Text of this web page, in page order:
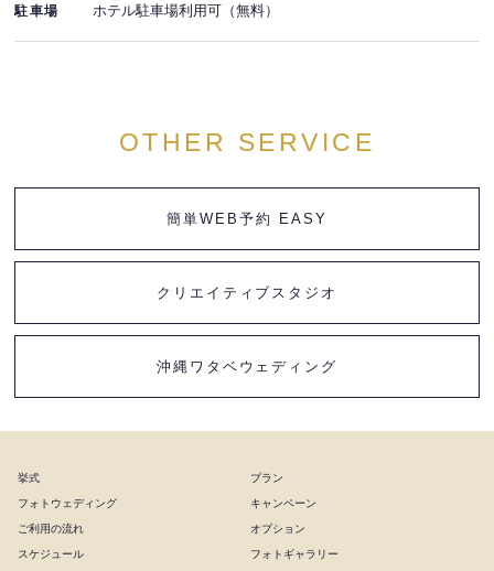
駐車場 ホテル駐車場利用可（無料）
OTHER SERVICE
簡単WEB予約 EASY
クリエイティブスタジオ
沖縄ワタベウェディング
挙式
フォトウェディング
ご利用の流れ
スケジュール
プラン
キャンペーン
オプション
フォトギャラリー